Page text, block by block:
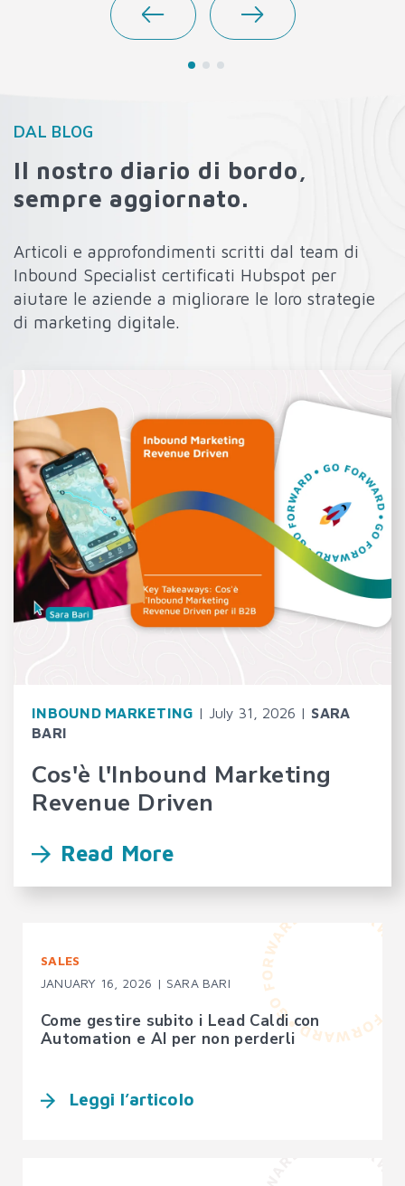
DAL BLOG
Il nostro diario di bordo,
sempre aggiornato.
Articoli e approfondimenti scritti dal team di
Inbound Specialist certificati Hubspot per
aiutare le aziende a migliorare le loro strategie
di marketing digitale.
INBOUND MARKETING | July 31, 2026 | SARA
BARI
Cos'è l'Inbound Marketing
Revenue Driven
Read More
SALES
JANUARY 16, 2026 | SARA BARI
Come gestire subito i Lead Caldi con
Automation e AI per non perderli
Leggi l’articolo